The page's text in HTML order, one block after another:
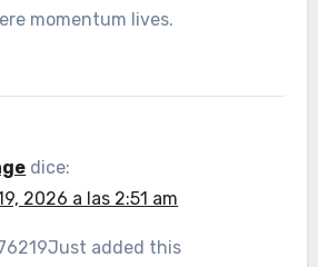
momentum lives.
dice:
2026 a las 2:51 am
added this